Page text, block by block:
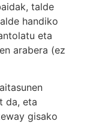
talde
handiko
eta
arabera (ez
da, eta
gisako